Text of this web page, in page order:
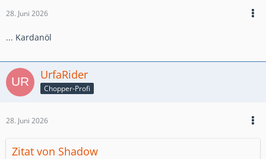
28. Juni 2026
... Kardanöl
UrfaRider
Chopper-Profi
28. Juni 2026
Zitat von Shadow